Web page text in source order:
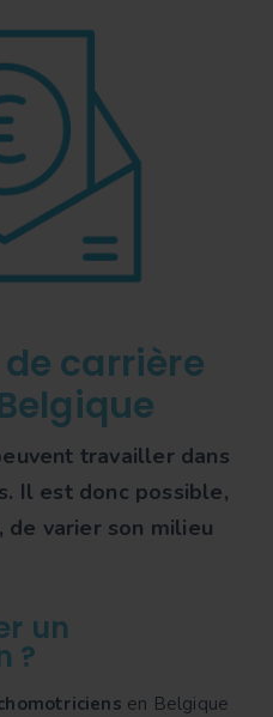
carrière
travailler dans
Il est donc possible,
de varier son milieu
un
?
en Belgique